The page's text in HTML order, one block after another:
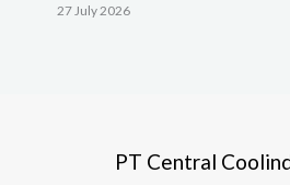
27 July 2026
PT Central